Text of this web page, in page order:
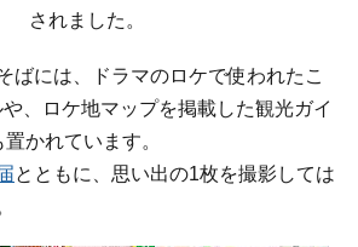
されました。
ばには、ドラマのロケで使われたこ
、ロケ地マップを掲載した観光ガイ
かれています。
とともに、思い出の1枚を撮影しては